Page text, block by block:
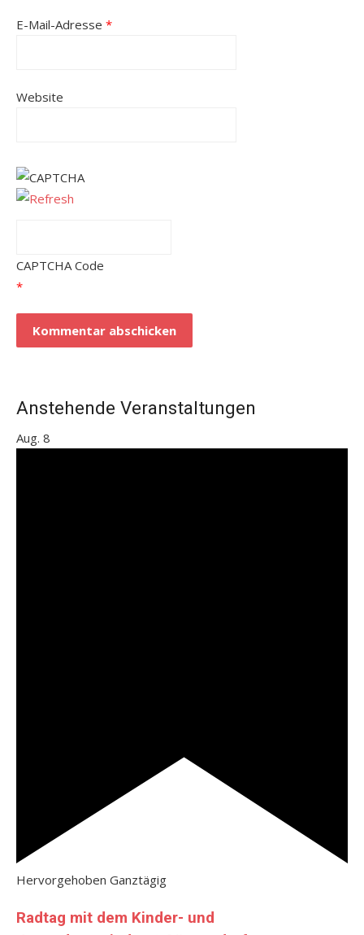
E-Mail-Adresse *
Website
CAPTCHA Code
*
Anstehende Veranstaltungen
Aug. 8
Hervorgehoben Ganztägig
Radtag mit dem Kinder- und